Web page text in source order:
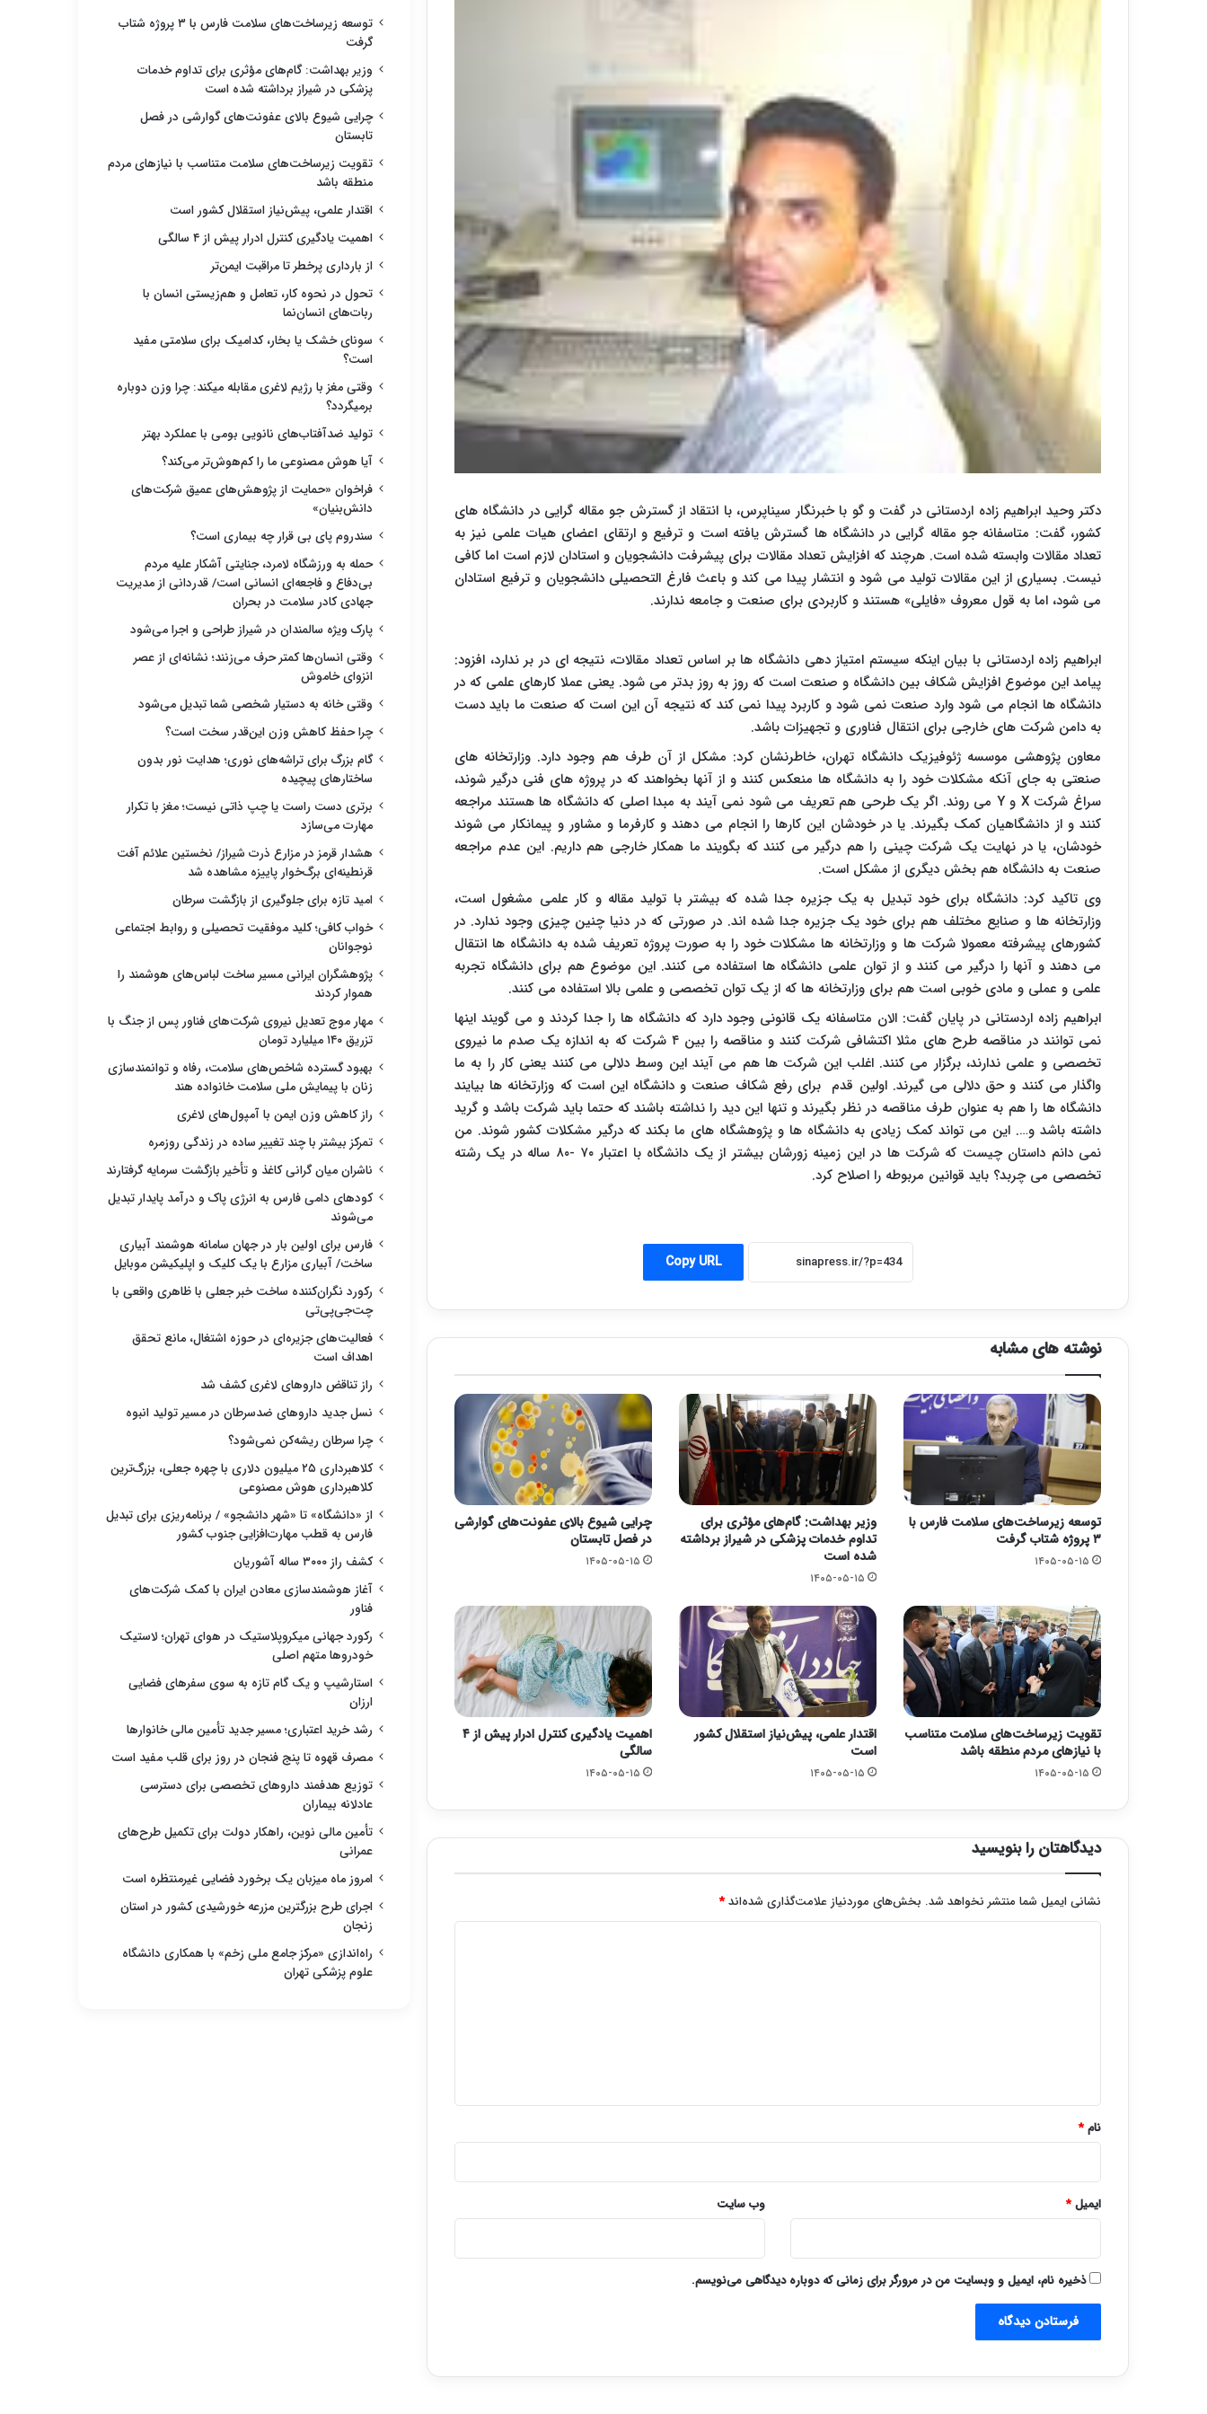
دکتر وحید ابراهیم زاده اردستانی در گفت و گو با خبرنگار سیناپرس، با انتقاد از گسترش جو مقاله گرایی در دانشگاه های
کشور، گفت: متاسفانه جو مقاله گرایی در دانشگاه ها گسترش یافته است و ترفیع و ارتقای اعضای هیات علمی نیز به
تعداد مقالات وابسته شده است. هرچند که افزایش تعداد مقالات برای پیشرفت دانشجویان و استادان لازم است اما کافی
نیست. بسیاری از این مقالات تولید می شود و انتشار پیدا می کند و باعث فارغ التحصیلی دانشجویان و ترفیع استادان
می شود، اما به قول معروف «فایلی» هستند و کاربردی برای صنعت و جامعه ندارند.
ابراهیم زاده اردستانی با بیان اینکه سیستم امتیاز دهی دانشگاه ها بر اساس تعداد مقالات، نتیجه ای در بر ندارد، افزود:
پیامد این موضوع افزایش شکاف بین دانشگاه و صنعت است که روز به روز بدتر می شود. یعنی عملا کارهای علمی که در
دانشگاه ها انجام می شود وارد صنعت نمی شود و کاربرد پیدا نمی کند که نتیجه آن این است که صنعت ما باید دست
به دامن شرکت های خارجی برای انتقال فناوری و تجهیزات باشد.
معاون پژوهشی موسسه ژئوفیزیک دانشگاه تهران، خاطرنشان کرد: مشکل از آن طرف هم وجود دارد. وزارتخانه های
صنعتی به جای آنکه مشکلات خود را به دانشگاه ها منعکس کنند و از آنها بخواهند که در پروژه های فنی درگیر شوند،
سراغ شرکتX وY می روند. اگر یک طرحی هم تعریف می شود نمی آیند به مبدا اصلی که دانشگاه ها هستند مراجعه
کنند و از دانشگاهیان کمک بگیرند. یا در خودشان این کارها را انجام می دهند و کارفرما و مشاور و پیمانکار می شوند
خودشان، یا در نهایت یک شرکت چینی را هم درگیر می کنند که بگویند ما همکار خارجی هم داریم. این عدم مراجعه
صنعت به دانشگاه هم بخش دیگری از مشکل است.
وی تاکید کرد: دانشگاه برای خود تبدیل به یک جزیره جدا شده که بیشتر با تولید مقاله و کار علمی مشغول است،
وزارتخانه ها و صنایع مختلف هم برای خود یک جزیره جدا شده اند. در صورتی که در دنیا چنین چیزی وجود ندارد. در
کشورهای پیشرفته معمولا شرکت ها و وزارتخانه ها مشکلات خود را به صورت پروژه تعریف شده به دانشگاه ها انتقال
می دهند و آنها را درگیر می کنند و از توان علمی دانشگاه ها استفاده می کنند. این موضوع هم برای دانشگاه تجربه
علمی و عملی و مادی خوبی است هم برای وزارتخانه ها که از یک توان تخصصی و علمی بالا استفاده می کنند.
ابراهیم زاده اردستانی در پایان گفت: الان متاسفانه یک قانونی وجود دارد که دانشگاه ها را جدا کردند و می گویند اینها
نمی توانند در مناقصه طرح های مثلا اکتشافی شرکت کنند و مناقصه را بین ۴ شرکت که به اندازه یک صدم ما نیروی
تخصصی و علمی ندارند، برگزار می کنند. اغلب این شرکت ها هم می آیند این وسط دلالی می کنند یعنی کار را به ما
واگذار می کنند و حق دلالی می گیرند. اولین قدم برای رفع شکاف صنعت و دانشگاه این است که وزارتخانه ها بیایند
دانشگاه ها را هم به عنوان طرف مناقصه در نظر بگیرند و تنها این دید را نداشته باشند که حتما باید شرکت باشد و گرید
داشته باشد و…. این می تواند کمک زیادی به دانشگاه ها و پژوهشگاه های ما بکند که درگیر مشکلات کشور شوند. من
نمی دانم داستان چیست که شرکت ها در این زمینه زورشان بیشتر از یک دانشگاه با اعتبار ۷۰ -۸۰ ساله در یک رشته
تخصصی می چربد؟ باید قوانین مربوطه را اصلاح کرد.
Copy URL
نوشته های مشابه
توسعه زیرساخت‌های سلامت فارس با
۳ پروژه شتاب گرفت
۱۴۰۵-۰۵-۱۵
وزیر بهداشت: گام‌های مؤثری برای
تداوم خدمات پزشکی در شیراز برداشته
شده است
۱۴۰۵-۰۵-۱۵
چرایی شیوع بالای عفونت‌های گوارشی
در فصل تابستان
۱۴۰۵-۰۵-۱۵
تقویت زیرساخت‌های سلامت متناسب
با نیازهای مردم منطقه باشد
۱۴۰۵-۰۵-۱۵
اقتدار علمی، پیش‌نیاز استقلال کشور
است
۱۴۰۵-۰۵-۱۵
اهمیت یادگیری کنترل ادرار پیش از ۴
سالگی
۱۴۰۵-۰۵-۱۵
دیدگاهتان را بنویسید
نشانی ایمیل شما منتشر نخواهد شد. بخش‌های موردنیاز علامت‌گذاری شده‌اند*
نام*
ایمیل* وب‌ سایت
ذخیره نام، ایمیل و وبسایت من در مرورگر برای زمانی که دوباره دیدگاهی می‌نویسم.
توسعه زیرساخت‌های سلامت فارس با ۳ پروژه شتاب
گرفت
وزیر بهداشت: گام‌های مؤثری برای تداوم خدمات
پزشکی در شیراز برداشته شده است
چرایی شیوع بالای عفونت‌های گوارشی در فصل
تابستان
تقویت زیرساخت‌های سلامت متناسب با نیازهای مردم
منطقه باشد
اقتدار علمی، پیش‌نیاز استقلال کشور است
اهمیت یادگیری کنترل ادرار پیش از ۴ سالگی
از بارداری پرخطر تا مراقبت ایمن‌تر
تحول در نحوه کار، تعامل و هم‌زیستی انسان با
ربات‌های انسان‌نما
سونای خشک یا بخار، کدامیک برای سلامتی مفید
است؟
وقتی مغز با رژیم لاغری مقابله میکند: چرا وزن دوباره
برمیگردد؟
تولید ضدآفتاب‌های نانویی بومی با عملکرد بهتر
آیا هوش مصنوعی ما را کم‌هوش‌تر می‌کند؟
فراخوان «حمایت از پژوهش‌های عمیق شرکت‌های
دانش‌بنیان»
سندروم پای بی قرار چه بیماری است؟
حمله به ورزشگاه لامرد، جنایتی آشکار علیه مردم
بی‌دفاع و فاجعه‌ای انسانی است/ قدردانی از مدیریت
جهادی کادر سلامت در بحران
پارک ویژه سالمندان در شیراز طراحی و اجرا می‌شود
وقتی انسان‌ها کمتر حرف می‌زنند؛ نشانه‌ای از عصر
انزوای خاموش
وقتی خانه به دستیار شخصی شما تبدیل می‌شود
چرا حفظ کاهش وزن این‌قدر سخت است؟
گام بزرگ برای تراشه‌های نوری؛ هدایت نور بدون
ساختارهای پیچیده
برتری دست راست یا چپ ذاتی نیست؛ مغز با تکرار
مهارت می‌سازد
هشدار قرمز در مزارع ذرت شیراز/ نخستین علائم آفت
قرنطینه‌ای برگ‌خوار پاییزه مشاهده شد
امید تازه برای جلوگیری از بازگشت سرطان
خواب کافی؛ کلید موفقیت تحصیلی و روابط اجتماعی
نوجوانان
پژوهشگران ایرانی مسیر ساخت لباس‌های هوشمند را
هموار کردند
مهار موج تعدیل نیروی شرکت‌های فناور پس از جنگ با
تزریق ۱۴۰ میلیارد تومان
بهبود گسترده شاخص‌های سلامت، رفاه و توانمندسازی
زنان با پیمایش ملی سلامت خانواده هند
راز کاهش وزن ایمن با آمپول‌های لاغری
تمرکز بیشتر با چند تغییر ساده در زندگی روزمره
ناشران میان گرانی کاغذ و تأخیر بازگشت سرمایه گرفتارند
کودهای دامی فارس به انرژی پاک و درآمد پایدار تبدیل
می‌شوند
فارس برای اولین بار در جهان سامانه هوشمند آبیاری
ساخت/ آبیاری مزارع با یک کلیک و اپلیکیشن موبایل
رکورد نگران‌کننده ساخت خبر جعلی با ظاهری واقعی با
چت‌جی‌پی‌تی
فعالیت‌های جزیره‌ای در حوزه اشتغال، مانع تحقق
اهداف است
راز تناقض داروهای لاغری کشف شد
نسل جدید داروهای ضدسرطان در مسیر تولید انبوه
چرا سرطان ریشه‌کن نمی‌شود؟
کلاهبرداری ۲۵ میلیون دلاری با چهره جعلی، بزرگ‌ترین
کلاهبرداری هوش مصنوعی
از «دانشگاه» تا «شهر دانشجو» / برنامه‌ریزی برای تبدیل
فارس به قطب مهارت‌افزایی جنوب کشور
کشف راز ۳۰۰۰ ساله آشوریان
آغاز هوشمندسازی معادن ایران با کمک شرکت‌های
فناور
رکورد جهانی میکروپلاستیک در هوای تهران؛ لاستیک
خودروها متهم اصلی
استارشیپ و یک گام تازه به سوی سفرهای فضایی
ارزان
رشد خرید اعتباری؛ مسیر جدید تأمین مالی خانوارها
مصرف قهوه تا پنج فنجان در روز برای قلب مفید است
توزیع هدفمند داروهای تخصصی برای دسترسی
عادلانه بیماران
تأمین مالی نوین، راهکار دولت برای تکمیل طرح‌های
عمرانی
امروز ماه میزبان یک برخورد فضایی غیرمنتظره است
اجرای طرح بزرگترین مزرعه خورشیدی کشور در استان
زنجان
راه‌اندازی «مرکز جامع ملی زخم» با همکاری دانشگاه
علوم پزشکی تهران